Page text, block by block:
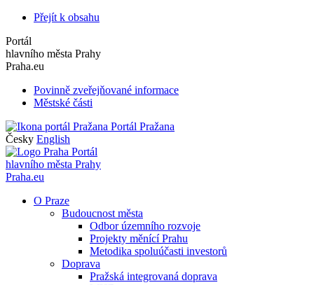
Přejít k obsahu
Portál
hlavního města Prahy
Praha.eu
Povinně zveřejňované informace
Městské části
Portál Pražana
Česky English
Portál
hlavního města Prahy
Praha.eu
O Praze
Budoucnost města
Odbor územního rozvoje
Projekty měnící Prahu
Metodika spoluúčasti investorů
Doprava
Pražská integrovaná doprava